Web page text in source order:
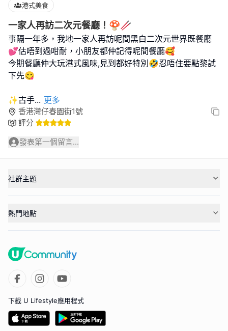
港式美食
一家人再訪二次元餐廳！🍄🥢
事隔一年多，我地一家人再訪呢間黑白二次元世界既餐廳
💕估唔到過咁耐，小朋友都仲記得呢間餐廳🥰
今期餐廳仲大玩港式風味,見到都好特別🤣忍唔住要點黎試
下先😋
✨古手... 更多
香港灣仔春園街1號
評分
發表第一個留言...
社群主題
熱門地點
下載 U Lifestyle應用程式